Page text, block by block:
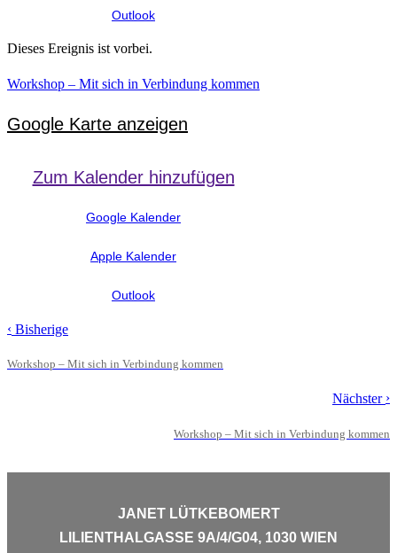
Outlook
Dieses Ereignis ist vorbei.
Workshop – Mit sich in Verbindung kommen
Google Karte anzeigen
Zum Kalender hinzufügen
Google Kalender
Apple Kalender
Outlook
‹ Bisherige
Workshop – Mit sich in Verbindung kommen
Nächster ›
Workshop – Mit sich in Verbindung kommen
JANET LÜTKEBOMERT
LILIENTHALGASSE 9A/4/G04, 1030 WIEN